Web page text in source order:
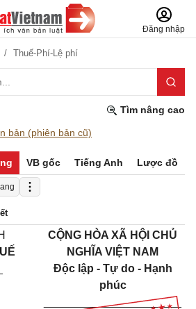
Đăng nhập
Thuế-Phí-Lệ phí
Tìm nâng cao
bản (phiên bản cũ)
VB gốc Tiếng Anh Lược đồ
CỘNG HÒA XÃ HỘI CHỦ
NGHĨA VIỆT NAM
Độc lập - Tự do - Hạnh
phúc
______________________